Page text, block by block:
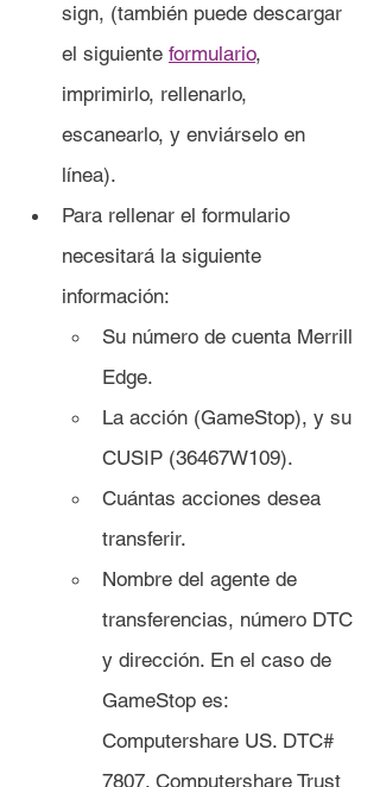
sign, (también puede descargar
el siguiente formulario,
imprimirlo, rellenarlo,
escanearlo, y enviárselo en
línea).
Para rellenar el formulario
necesitará la siguiente
información:
Su número de cuenta Merrill
Edge.
La acción (GameStop), y su
CUSIP (36467W109).
Cuántas acciones desea
transferir.
Nombre del agente de
transferencias, número DTC
y dirección. En el caso de
GameStop es:
Computershare US. DTC#
7807. Computershare Trust